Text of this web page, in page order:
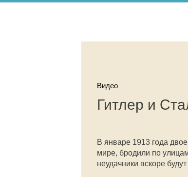
Видео
Гитлер и
В январе 1913 года
мире, бродили по
неудачники вскоре